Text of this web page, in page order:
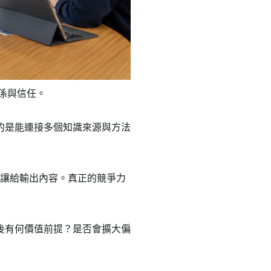
與信任。
能連接多個知識來源與方法
給輸出內容。真正的競爭力
何價值前提？是否會擴大偏